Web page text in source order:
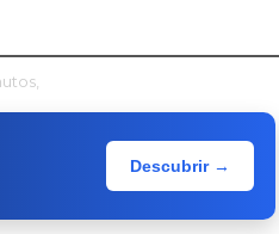
Descubrir →